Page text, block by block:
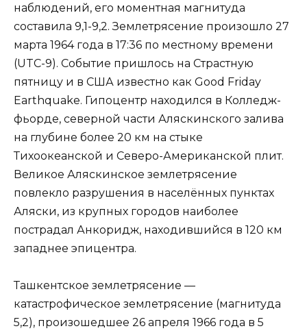
наблюдений, его моментная магнитуда
составила 9,1-9,2. Землетрясение произошло 27
марта 1964 года в 17:36 по местному времени
(UTC-9). Событие пришлось на Страстную
пятницу и в США известно как Good Friday
Earthquake. Гипоцентр находился в Колледж-
фьорде, северной части Аляскинского залива
на глубине более 20 км на стыке
Тихоокеанской и Северо-Американской плит.
Великое Аляскинское землетрясение
повлекло разрушения в населённых пунктах
Аляски, из крупных городов наиболее
пострадал Анкоридж, находившийся в 120 км
западнее эпицентра.
Ташкентское землетрясение —
катастрофическое землетрясение (магнитуда
5,2), произошедшее 26 апреля 1966 года в 5